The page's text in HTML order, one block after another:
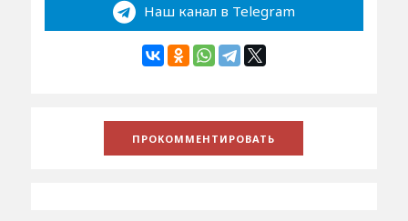
Наш канал в Telegram